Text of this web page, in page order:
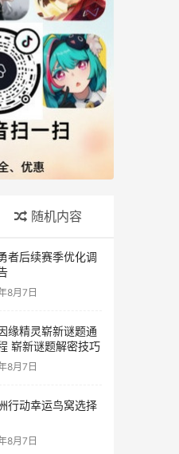
随机内容
者后续赛季优化调
8月7日
缘精灵崭新谜题通
崭新谜题解密技巧
8月7日
行动幸运鸟窝选择
8月7日